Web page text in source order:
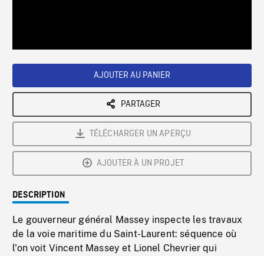
AJOUTER AU PANIER
PARTAGER
TÉLÉCHARGER UN APERÇU
AJOUTER À UN PROJET
DESCRIPTION
Le gouverneur général Massey inspecte les travaux
de la voie maritime du Saint-Laurent: séquence où
l'on voit Vincent Massey et Lionel Chevrier qui